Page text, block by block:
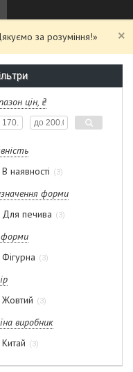
за розуміння!»
цін, ₴
В наявності
3
форми
Для печива
3
форми
Фігурна
3
Жовтий
3
виробник
Китай
3